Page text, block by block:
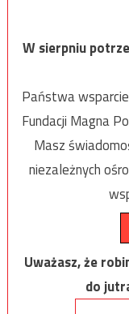
W sierpniu
Państwa
Fundacji Magna
Masz
niezależnych
Uważasz, że
do